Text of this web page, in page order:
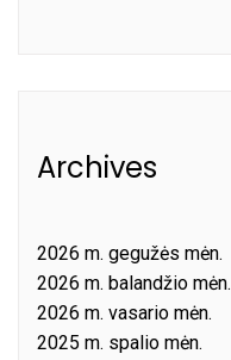
Archives
2026 m. gegužės mėn.
2026 m. balandžio mėn.
2026 m. vasario mėn.
2025 m. spalio mėn.